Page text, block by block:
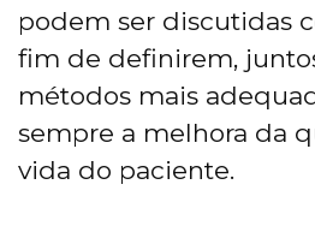
podem ser discutidas
fim de definirem,
métodos mais
sempre a melhora da
vida do paciente.